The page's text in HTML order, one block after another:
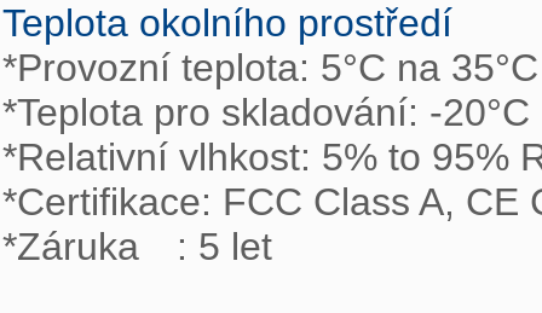
Teplota okolního prostředí
*Provozní teplota: 5°C na
*Teplota pro skladování: -
*Relativní vlhkost: 5% to 95%
*Certifikace: FCC Class A, CE
*Záruka	: 5 let